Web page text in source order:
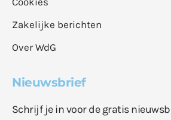
Zakelijke berichten
Over WdG
Nieuwsbrief
Schrijf je in voor de gratis